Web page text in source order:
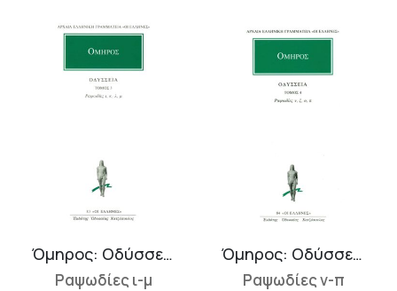
Όμηρος: Οδύσσεια 3
Ραψωδίες ι-μ
Όμηρος: Οδύσσεια 4
Ραψωδίες ν-π